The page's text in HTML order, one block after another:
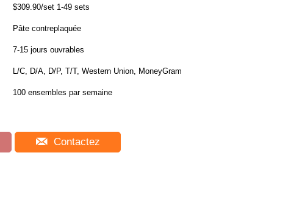
$309.90/set 1-49 sets
Pâte contreplaquée
7-15 jours ouvrables
L/C, D/A, D/P, T/T, Western Union, MoneyGram
100 ensembles par semaine
Contactez